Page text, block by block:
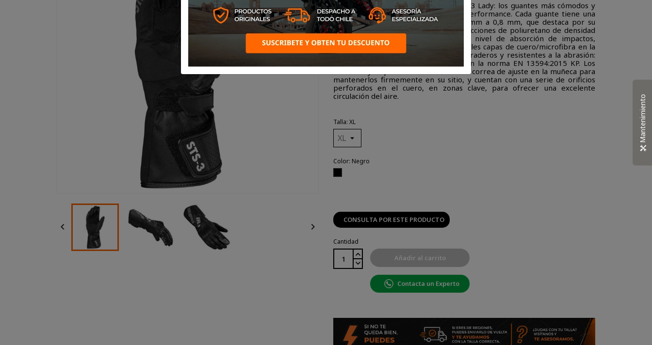
 
Guante de piel STS-3 Mujer SPIDI STS-3 Lady: los guantes más cómodos y
fáciles de usar de la colección SPIDI Performance. Cada guante tiene una
estructura de cuero de cabra de 0,6 mm a 0,8 mm, que destaca por su
ligereza y extrema suavidad. Las protecciones de poliuretano de densidad
variable en los nudillos aumentan el nivel de absorción de impactos,
mientras que la combinación de múltiples capas de cuero/microfibra en la
palma hace que estos guantes sean duraderos y resistentes a la abrasión:
los STS-3 Lady están certificados según la norma EN 13594:2015 KP. Los
STS-3 Lady disponen de una resistente correa de ajuste en la muñeca para
mantenerlos firmemente en su sitio, y cuentan con una serie de orificios
perforados en el cuero, en zonas clave, para ofrecer una excelente
circulación del aire.
Talla: XL
Color: Negro
CONSULTA POR ESTE PRODUCTO
Cantidad
Añadir al carrito
Contacta un Experto
Mantenimiento